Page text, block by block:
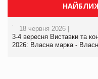
18 червня 2026 |
3-4 вересня Виставки та
2026: Власна марка -